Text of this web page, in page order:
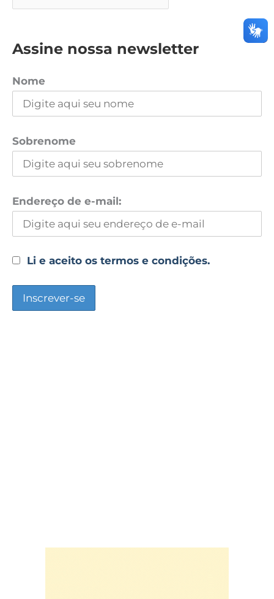
Assine nossa newsletter
Nome
Sobrenome
Endereço de e-mail:
Li e aceito os termos e condições.